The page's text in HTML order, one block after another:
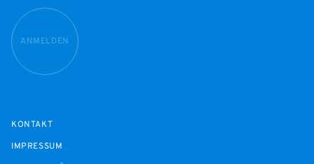
ANMELDEN
KONTAKT
IMPRESSUM